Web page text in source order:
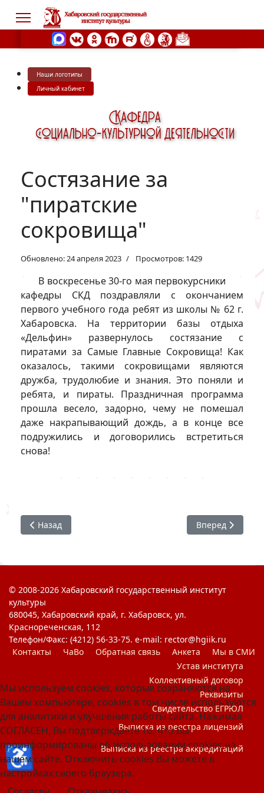
Наши логотипы
Личный кабинет
Состязание за
"пиратские
сокровища"
Обновлено: 24 апреля 2023 Просмотров: 1429
В воскресенье 30-го мая первокурсники
кафедры СКД поздравляли с окончанием
первого учебного года ребят из школы № 62 г.
Хабаровска. На территории базы отдыха
«Дельфин» развернулось состязание с
пиратами за Самые Главные Сокровища! Как
оказалось, такими сокровищами являются
дружба, трудолюбие и знания. Это поняли и
ребята, и пираты. Праздничная программа
прошла весело, задорно, чему не помешал
даже накрапывающий дождь, а в конце все
подружились и договорились встретиться
снова!
Предыдущий: Студенты СКД поздравили детей с
Назад Следующий:
Вперед
© 2008-2026 Хабаровский государственный институт
культуры
680045, Хабаровский край, г. Хабаровск, ул.
Краснореченская, 112
Телефон/Факс: (4212) 56-33-75. e-mail: rector@hgiik.ru
Контакты
ЧаВо Обратная связь Анкета
Мы в СМИ
Устав института
Коллективный договор
Реквизиты
Свидетельство ЕГРЮЛ
Выписка из реестра лицензий
Выписка из реестра аккредитаций
Мы используем cookies, которые сохраняются на
Вашем компьютере, cookies в том числе используются
для аналитики и улучшения работы сайта. Нажимая
СОГЛАСЕН, Вы подтверждаете то, что Вы
проинформированы об использовании cookies на
нашем сайте. Отключить cookies Вы можете в
настройках своего браузера.